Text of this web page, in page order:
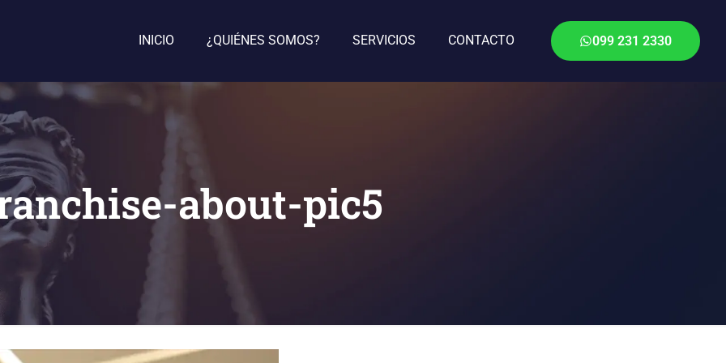
INICIO ¿QUIÉNES SOMOS? SERVICIOS CONTACTO 099 231 2330
about-pic5